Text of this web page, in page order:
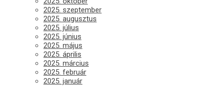
2025. szeptember
2025. augusztus
2025. július
2025. június
2025. május
2025. április
2025. március
2025. február
2025. január